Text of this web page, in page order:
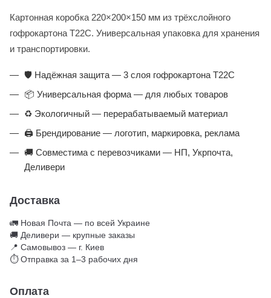
Картонная коробка 220×200×150 мм из трёхслойного
гофрокартона Т22С. Универсальная упаковка для хранения
и транспортировки.
🛡️ Надёжная защита — 3 слоя гофрокартона Т22С
📦 Универсальная форма — для любых товаров
♻️ Экологичный — перерабатываемый материал
🖨️ Брендирование — логотип, маркировка, реклама
🚚 Совместима с перевозчиками — НП, Укрпочта,
Деливери
Доставка
🚛 Новая Почта — по всей Украине
🚚 Деливери — крупные заказы
📍 Самовывоз — г. Киев
⏱ Отправка за 1–3 рабочих дня
Оплата